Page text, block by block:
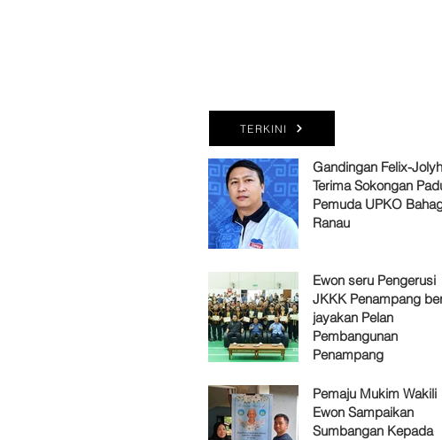
TERKINI
Gandingan Felix-
Terima Sokongan
Pemuda UPKO
Ranau
Ewon seru Pengerusi
JKKK Penampang
jayakan Pelan
Pembangunan
Penampang
Pemaju Mukim Wakili
Ewon Sampaikan
Sumbangan Kepada